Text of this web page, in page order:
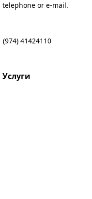
telephone or e-mail.
(974) 41424110
Услуги